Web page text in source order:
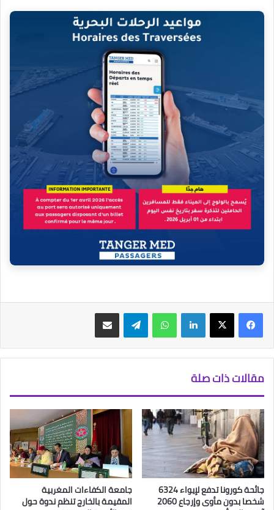
فيسبوك‫X لينكدإن واتساب تيلقرام مشاركة عبر البريد
مقالات ذات صلة
جائحة كورونا تدفع لإيواء 6324
شخصا بدون مأوى وإرجاع 2060
جامعة الكفاءات المغربية
المقيمة بالخارج تنظم ندوة حول